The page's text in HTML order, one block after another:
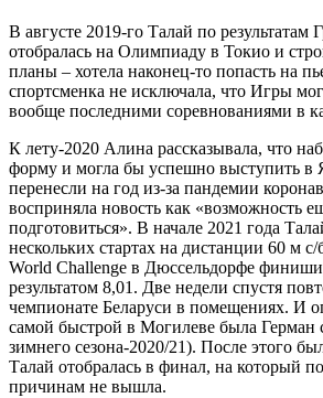
В августе 2019-го Талай по результатам
отобралась на Олимпиаду в Токио и
планы – хотела наконец-то попасть на
спортсменка не исключала, что Игры
вообще последними соревнованиями в
К лету-2020 Алина рассказывала, что
форму и могла бы успешно выступить
перенесли на год из-за пандемии
восприняла новость как «возможность
подготовиться». В начале 2021 года
нескольких стартах на дистанции 60 м
World Challenge в Дюссельдорфе
результатом 8,01. Две недели спустя
чемпионате Беларуси в помещениях. И
самой быстрой в Могилеве была Герман
зимнего сезона-2020/21). После этого
Талай отобралась в финал, на который
причинам не вышла.